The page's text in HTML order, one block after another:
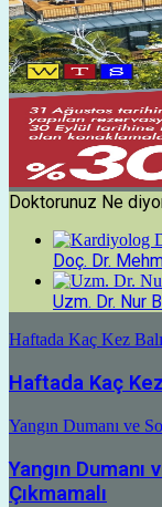
Doktorunuz Ne
Doç. Dr.
Uzm. Dr. Nur
Haftada Kaç Kez
Haftada Kaç
Yangın Dumanı ve
Yangın Dumanı
Çıkmamalı